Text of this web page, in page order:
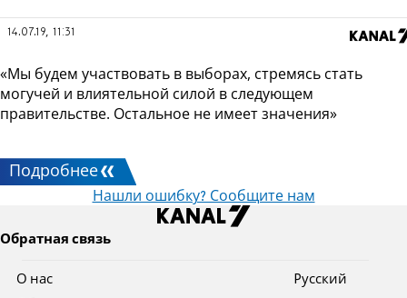
14.07.19, 11:31
«Мы будем участвовать в выборах, стремясь стать
могучей и влиятельной силой в следующем
правительстве. Остальное не имеет значения»
Подробнее
Нашли ошибку? Сообщите нам
Обратная связь
О нас
Pусский